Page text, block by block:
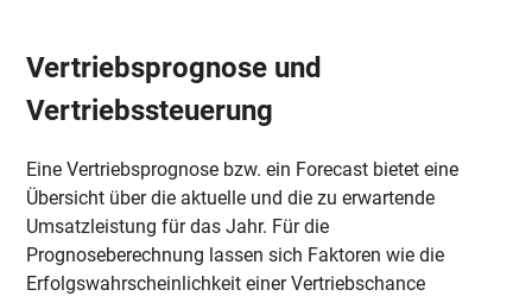
Vertriebsprognose und
Vertriebssteuerung
Eine Vertriebsprognose bzw. ein Forecast bietet eine
Übersicht über die aktuelle und die zu erwartende
Umsatzleistung für das Jahr. Für die
Prognoseberechnung lassen sich Faktoren wie die
Erfolgswahrscheinlichkeit einer Vertriebschance